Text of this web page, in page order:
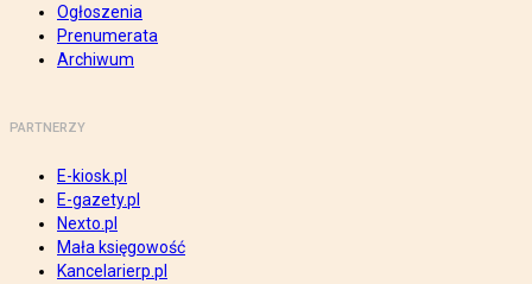
Ogłoszenia
Prenumerata
Archiwum
PARTNERZY
E-kiosk.pl
E-gazety.pl
Nexto.pl
Mała księgowość
Kancelarierp.pl